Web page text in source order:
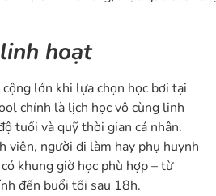
hoạt
lớn khi lựa chọn học bơi tại
chính là lịch học vô cùng linh
tuổi và quỹ thời gian cá nhân.
viên, người đi làm hay phụ huynh
khung giờ học phù hợp – từ
đến buổi tối sau 18h.